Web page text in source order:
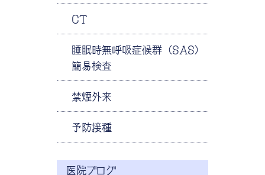
CT
睡眠時無呼吸症候群（SAS）
簡易検査
禁煙外来
予防接種
医院ブログ